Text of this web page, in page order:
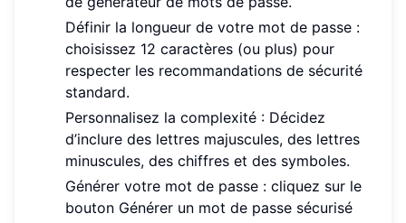
Définir la longueur de votre mot de passe :
choisissez 12 caractères (ou plus) pour
respecter les recommandations de sécurité
standard.
Personnalisez la complexité : Décidez
d’inclure des lettres majuscules, des lettres
minuscules, des chiffres et des symboles.
Générer votre mot de passe : cliquez sur le
bouton Générer un mot de passe sécurisé